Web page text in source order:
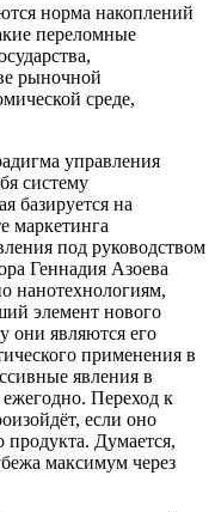
норма накоплений
переломные
рыночной
среде,
управления
систему
базируется на
маркетинга
под руководством
Геннадия Азоева
нанотехнологиям,
элемент нового
они являются его
применения в
явления в
ежегодно. Переход к
если оно
продукта. Думается,
максимум через